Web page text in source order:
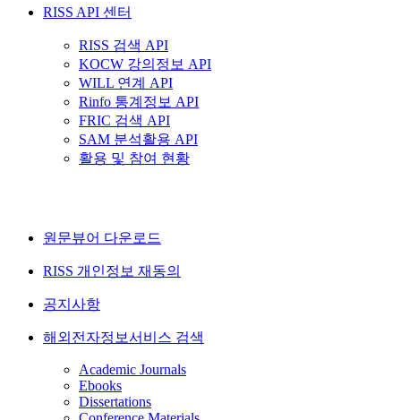
RISS API 센터
RISS 검색 API
KOCW 강의정보 API
WILL 연계 API
Rinfo 통계정보 API
FRIC 검색 API
SAM 분석활용 API
활용 및 참여 현황
원문뷰어 다운로드
RISS 개인정보 재동의
공지사항
해외전자정보서비스 검색
Academic Journals
Ebooks
Dissertations